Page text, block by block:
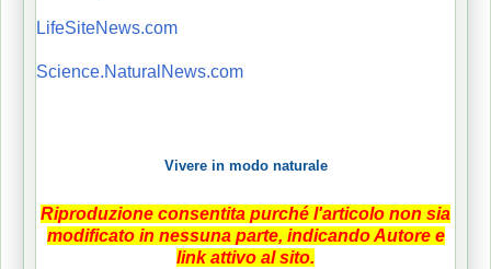
LifeSiteNews.com
Science.NaturalNews.com
Vivere in modo naturale
Riproduzione consentita purché l'articolo non sia
modificato in nessuna parte, indicando Autore e
link attivo al sito.